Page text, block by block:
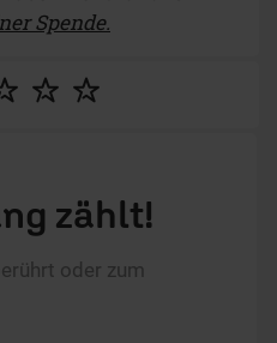
Spende.
zählt!
oder zum